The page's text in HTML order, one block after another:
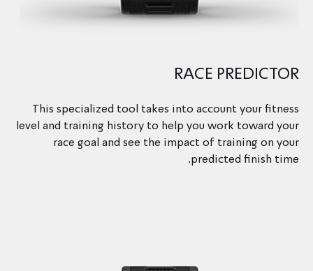
RACE PREDICTOR
This specialized tool takes into account your fitness
level and training history to help you work toward your
race goal and see the impact of training on your
predicted finish time.